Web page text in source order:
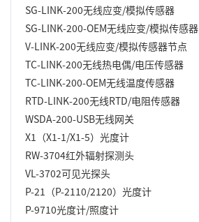
SG-LINK-200无线应变/模拟传感器
SG-LINK-200-OEM无线应变/模拟传感器
V-LINK-200无线应变/模拟传感器节点
TC-LINK-200无线热电偶/电压传感器
TC-LINK-200-OEM无线温度传感器
RTD-LINK-200无线RTD/电阻传感器
WSDA-200-USB无线网关
X1（X1-1/X1-5）光度计
RW-3704红外辐射探测头
VL-3702可见光探头
P-21（P-2110/2120）光度计
P-9710光度计/照度计